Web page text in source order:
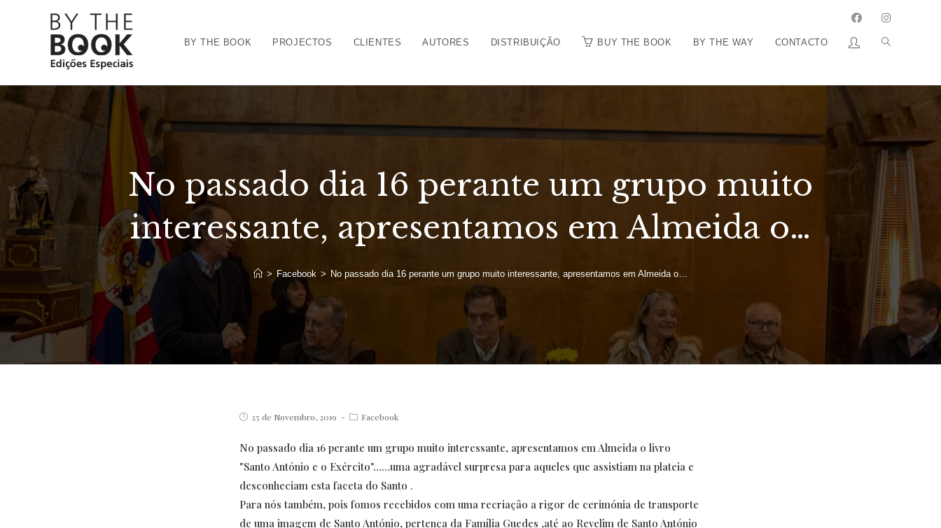
BY THE BOOK PROJECTOS CLIENTES AUTORES DISTRIBUIÇÃO BUY THE BOOK BY THE WAY CONTACTO
No passado dia 16 perante um grupo muito
interessante, apresentamos em Almeida o…
> Facebook > No passado dia 16 perante um grupo muito interessante, apresentamos em Almeida o…
Post25 de Novembro, 2019
PostFacebook
No passado dia 16 perante um grupo muito interessante, apresentamos em Almeida o livro
"Santo António e o Exército"……uma agradável surpresa para aqueles que assistiam na plateia e
desconheciam esta faceta do Santo .
Para nós também, pois fomos recebidos com uma recriação a rigor de cerimónia de transporte
de uma imagem de Santo António, pertença da Família Guedes ,até ao Revelim de Santo António